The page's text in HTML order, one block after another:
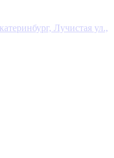
Лучистая ул.,